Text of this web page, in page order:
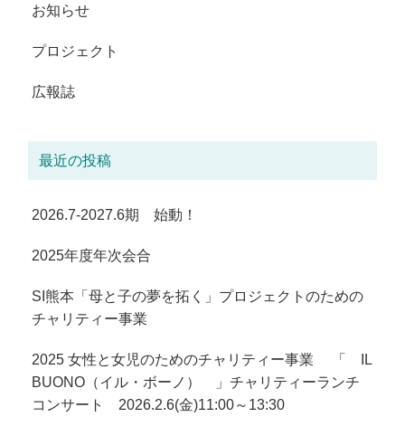
お知らせ
プロジェクト
広報誌
最近の投稿
2026.7-2027.6期 始動！
2025年度年次会合
SI熊本「母と子の夢を拓く」プロジェクトのための
チャリティー事業
2025 女性と女児のためのチャリティー事業 「 IL
BUONO（イル・ボーノ） 」チャリティーランチ
コンサート 2026.2.6(金)11:00～13:30